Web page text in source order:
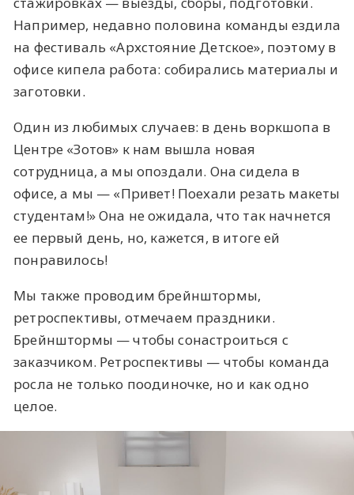
Например, недавно половина команды ездила
на фестиваль «Архстояние Детское», поэтому в
офисе кипела работа: собирались материалы и
заготовки.
Один из любимых случаев: в день воркшопа в
Центре «Зотов» к нам вышла новая
сотрудница, а мы опоздали. Она сидела в
офисе, а мы — «Привет! Поехали резать макеты
студентам!» Она не ожидала, что так начнется
ее первый день, но, кажется, в итоге ей
понравилось!
Мы также проводим брейнштормы,
ретроспективы, отмечаем праздники.
Брейнштормы — чтобы сонастроиться с
заказчиком. Ретроспективы — чтобы команда
росла не только поодиночке, но и как одно
целое.